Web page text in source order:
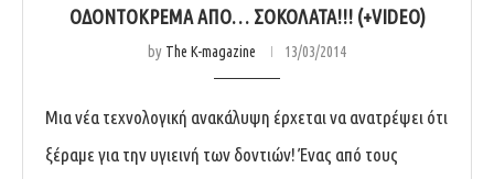
ΟΔΟΝΤΌΚΡΕΜΑ ΑΠΌ… ΣΟΚΟΛΆΤΑ!!! (+VIDEO)
by The K-magazine 13/03/2014
Μια νέα τεχνολογική ανακάλυψη έρχεται να ανατρέψει ότι
ξέραμε για την υγιεινή των δοντιών! Ένας από τους